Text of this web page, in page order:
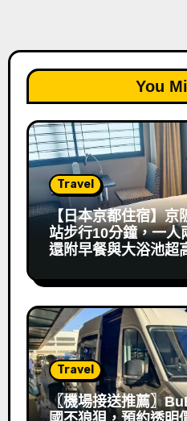
You
Travel
【日本京都住宿】京
站步行10分鐘，一人
還附早餐與大浴池超
Travel
〖機場接送推薦〗